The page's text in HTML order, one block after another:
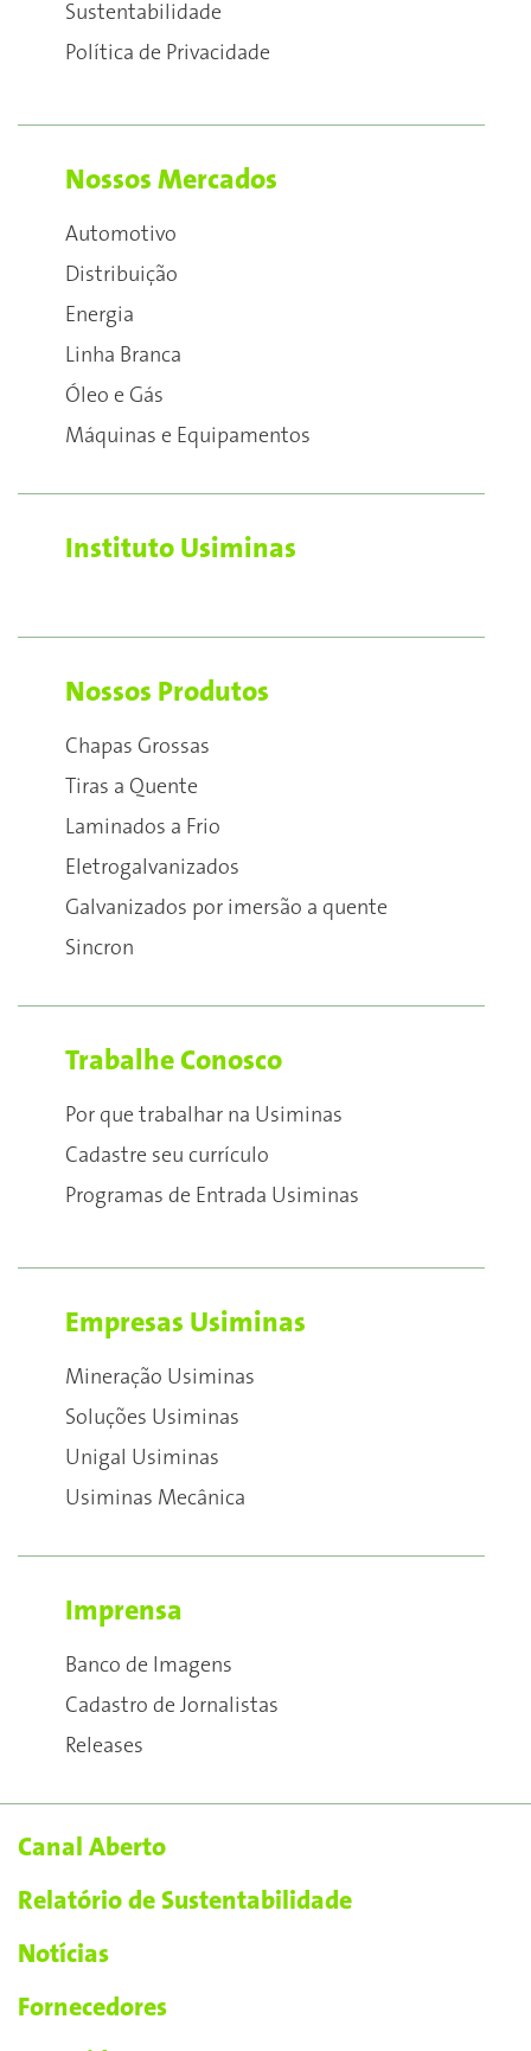
Sustentabilidade
Política de Privacidade
Nossos Mercados
Automotivo
Distribuição
Energia
Linha Branca
Óleo e Gás
Máquinas e Equipamentos
Instituto Usiminas
Nossos Produtos
Chapas Grossas
Tiras a Quente
Laminados a Frio
Eletrogalvanizados
Galvanizados por imersão a quente
Sincron
Trabalhe Conosco
Por que trabalhar na Usiminas
Cadastre seu currículo
Programas de Entrada Usiminas
Empresas Usiminas
Mineração Usiminas
Soluções Usiminas
Unigal Usiminas
Usiminas Mecânica
Imprensa
Banco de Imagens
Cadastro de Jornalistas
Releases
Canal Aberto
Relatório de Sustentabilidade
Notícias
Fornecedores